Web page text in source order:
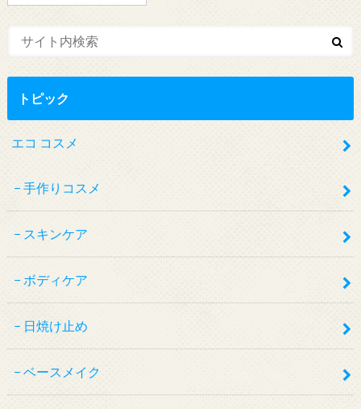
トピック
エコ コスメ
手作りコスメ
スキンケア
ボディケア
日焼け止め
ベースメイク